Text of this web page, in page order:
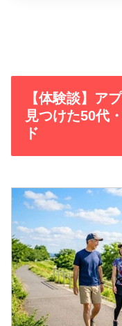
【体験談】ア
見つけた50代
ド